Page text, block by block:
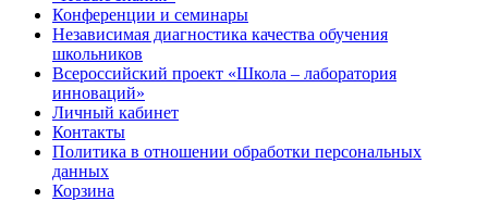
Конференции и семинары
Независимая диагностика качества обучения
школьников
Всероссийский проект «Школа – лаборатория
инноваций»
Личный кабинет
Контакты
Политика в отношении обработки персональных
данных
Корзина